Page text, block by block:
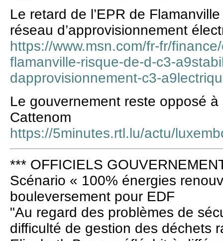
Le retard de l’EPR de
réseau d’approvisionnement
https://www.msn.com/fr-fr/
flamanville-risque-de-d-c3-
dapprovisionnement-c3-
Le gouvernement reste opposé
Cattenom
https://5minutes.rtl.lu/actu/
*** OFFICIELS
Scénario « 100% énergies
bouleversement pour EDF
"Au regard des problèmes de
difficulté de gestion des déchets